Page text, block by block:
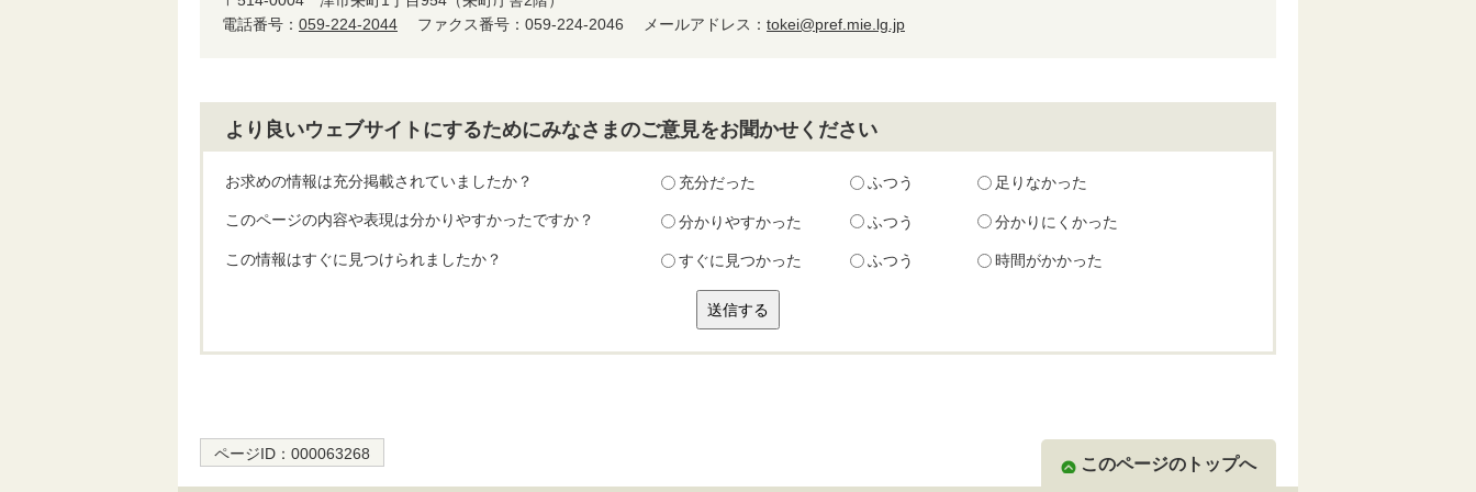
電話番号： 059-224-2044 ファクス番号：059-224-2046 メールアドレス： tokei@pref.mie.lg.jp
より良いウェブサイトにするためにみなさまのご意見をお聞かせください
お求めの情報は充分掲載されていましたか？ 充分だった ふつう 足りなかった
このページの内容や表現は分かりやすかったですか？ 分かりやすかった ふつう 分かりにくかった
この情報はすぐに見つけられましたか？ すぐに見つかった ふつう 時間がかかった
ページID： 000063268
このページのトップへ